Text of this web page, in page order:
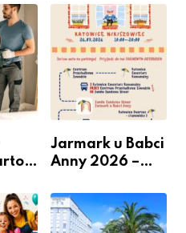
–
przesiadkoweg
o w Podlesiu
Jarmark u Babci
Anny 2026 –